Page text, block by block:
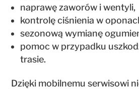
naprawę zaworów i wentyli,
kontrolę ciśnienia w
sezonową wymianę
pomoc w przypadku
trasie.
Dzięki mobilnemu serwisowi